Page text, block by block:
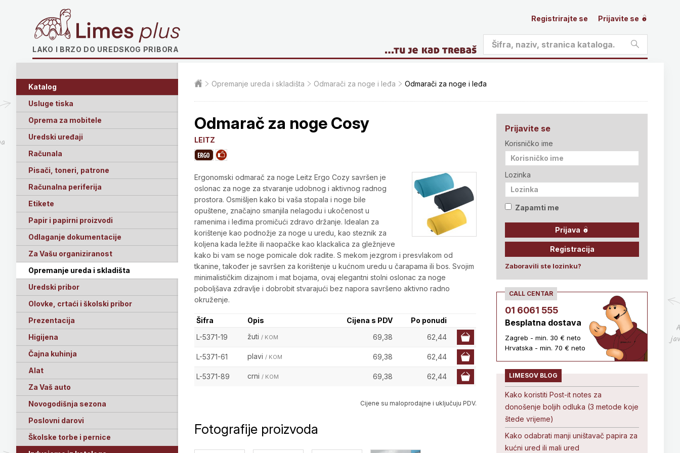
LAKO I BRZO DO UREDSKOG PRIBORA
Registrirajte se Prijavite se
Katalog
Usluge tiska
Oprema za mobitele
Uredski uređaji
Računala
Pisači, toneri, patrone
Računalna periferija
Etikete
Papir i papirni proizvodi
Odlaganje dokumentacije
Za Vašu organiziranost
Opremanje ureda i skladišta
Uredski pribor
Olovke, crtaći i školski pribor
Prezentacija
Higijena
Čajna kuhinja
Alat
Za Vaš auto
Novogodišnja sezona
Poslovni darovi
Školske torbe i pernice
Opremanje ureda i skladišta Odmarači za noge i leđa Odmarači za noge i leđa
Odmarač za noge Cosy
LEITZ
Ergonomski odmarač za noge Leitz Ergo Cozy savršen je
oslonac za noge za stvaranje udobnog i aktivnog radnog
prostora. Osmišljen kako bi vaša stopala i noge bile
opuštene, značajno smanjila nelagodu i ukočenost u
ramenima i leđima promičući zdravo držanje. Idealan za
korištenje kao podnožje za noge u uredu, kao steznik za
koljena kada ležite ili naopačke kao klackalica za gležnjeve
kako bi vam se noge pomicale dok radite. S mekom jezgrom i presvlakom od
tkanine, također je savršen za korištenje u kućnom uredu u čarapama ili bos. Svojim
minimalističkim dizajnom i mat bojama, ovaj elegantni stolni oslonac za noge
poboljšava zdravlje i dobrobit stvarajući bez napora savršeno aktivno radno
okruženje.
Šifra Opis Cijena s PDV
Po ponudi
L-5371-19
žuti / KOM 69,38 62,44
L-5371-61 plavi / KOM 69,38 62,44
L-5371-89 crni / KOM 69,38 62,44
Cijene su maloprodajne i uključuju PDV.
Fotografije proizvoda
Prijavite se
Korisničko ime
Lozinka
Zapamti me
Prijava
Registracija
Zaboravili ste lozinku?
CALL CENTAR
01 6061 555
Besplatna dostava
Zagreb - min. 30 € neto
Hrvatska - min. 70 € neto
LIMESOV BLOG
Kako koristiti Post-it notes za
donošenje boljih odluka (3 metode koje
štede vrijeme)
Kako odabrati manji uništavač papira za
kućni ured ili mali ured